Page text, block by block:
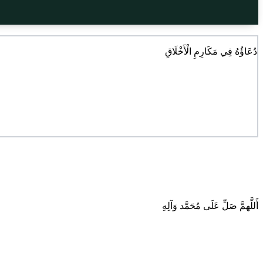
دُعَاؤُهُ فِي مَكَارِمِ الْأَخْلَاقِ
أَللَّهمَّ صَلِّ عَلَى مُحَمَّد وَآلِهِ